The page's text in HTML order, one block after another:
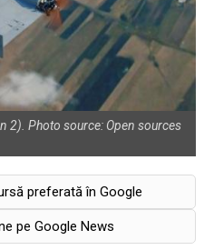
2). Photo source: Open sources
preferată în Google
pe Google News